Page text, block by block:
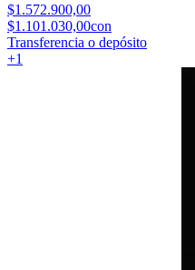
$1.572.900,00
$1.101.030,00con
Transferencia o depósito
+1